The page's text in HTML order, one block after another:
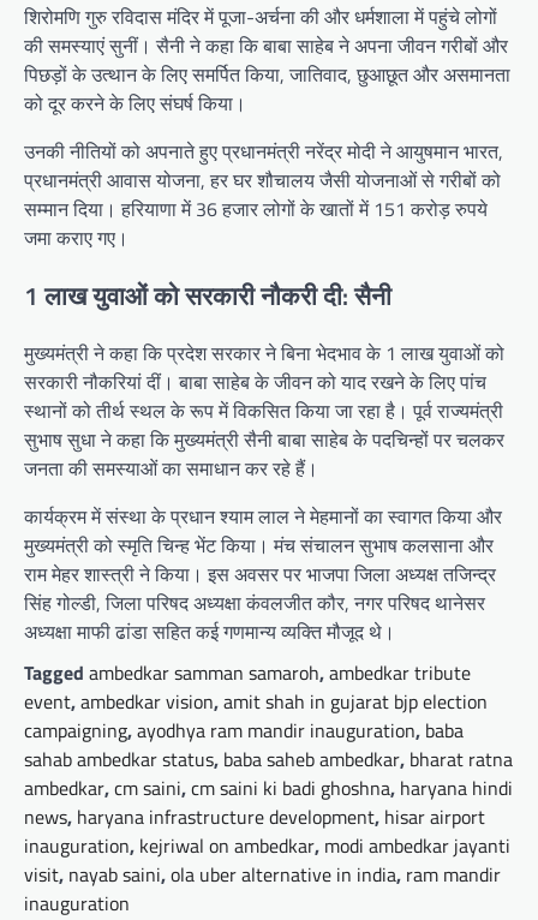
शिरोमणि गुरु रविदास मंदिर में पूजा-अर्चना की और धर्मशाला में पहुंचे लोगों
की समस्याएं सुनीं। सैनी ने कहा कि बाबा साहेब ने अपना जीवन गरीबों और
पिछड़ों के उत्थान के लिए समर्पित किया, जातिवाद, छुआछूत और असमानता
को दूर करने के लिए संघर्ष किया।
उनकी नीतियों को अपनाते हुए प्रधानमंत्री नरेंद्र मोदी ने आयुषमान भारत,
प्रधानमंत्री आवास योजना, हर घर शौचालय जैसी योजनाओं से गरीबों को
सम्मान दिया। हरियाणा में 36 हजार लोगों के खातों में 151 करोड़ रुपये
जमा कराए गए।
1 लाख युवाओं को सरकारी नौकरी दी: सैनी
मुख्यमंत्री ने कहा कि प्रदेश सरकार ने बिना भेदभाव के 1 लाख युवाओं को
सरकारी नौकरियां दीं। बाबा साहेब के जीवन को याद रखने के लिए पांच
स्थानों को तीर्थ स्थल के रूप में विकसित किया जा रहा है। पूर्व राज्यमंत्री
सुभाष सुधा ने कहा कि मुख्यमंत्री सैनी बाबा साहेब के पदचिन्हों पर चलकर
जनता की समस्याओं का समाधान कर रहे हैं।
कार्यक्रम में संस्था के प्रधान श्याम लाल ने मेहमानों का स्वागत किया और
मुख्यमंत्री को स्मृति चिन्ह भेंट किया। मंच संचालन सुभाष कलसाना और
राम मेहर शास्त्री ने किया। इस अवसर पर भाजपा जिला अध्यक्ष तजिन्द्र
सिंह गोल्डी, जिला परिषद अध्यक्षा कंवलजीत कौर, नगर परिषद थानेसर
अध्यक्षा माफी ढांडा सहित कई गणमान्य व्यक्ति मौजूद थे।
Tagged ambedkar samman samaroh,ambedkar tribute
event,ambedkar vision,amit shah in gujarat bjp election
campaigning,ayodhya ram mandir inauguration, baba
sahab ambedkar status, baba saheb ambedkar, bharat ratna
ambedkar,cm saini,cm saini ki badi ghoshna, haryana hindi
news, haryana infrastructure development, hisar airport
inauguration, kejriwal on ambedkar, modi ambedkar jayanti
visit, nayab saini,ola uber alternative in india, ram mandir
inauguration